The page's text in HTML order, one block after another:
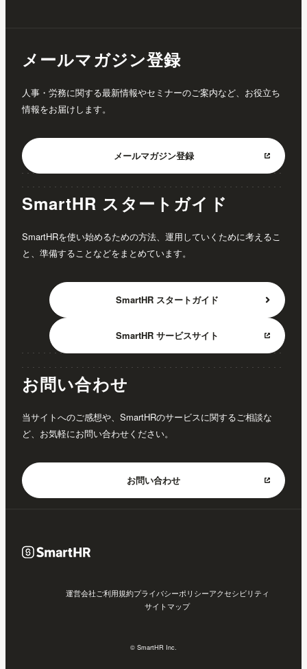
メールマガジン登録
人事・労務に関する最新情報やセミナーのご案内など、お役立ち
情報をお届けします。
メールマガジン登録
SmartHR スタートガイド
SmartHRを使い始めるための方法、運用していくために考えるこ
と、準備することなどをまとめています。
SmartHR スタートガイド
SmartHR サービスサイト
お問い合わせ
当サイトへのご感想や、SmartHRのサービスに関するご相談な
ど、お気軽にお問い合わせください。
お問い合わせ
運営会社ご利用規約プライバシーポリシーアクセシビリティ
サイトマップ
© SmartHR Inc.